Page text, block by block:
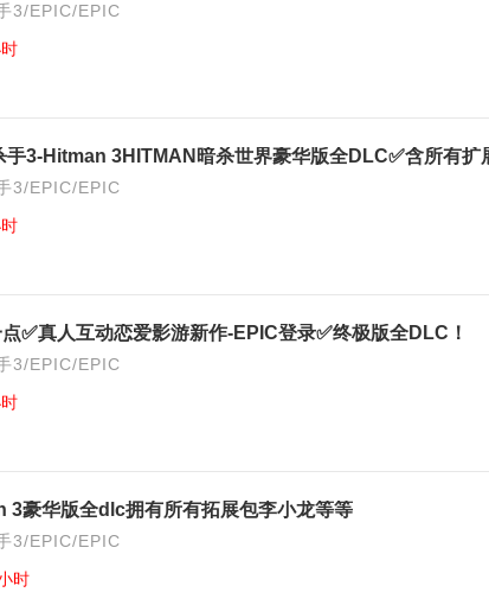
3/EPIC/EPIC
3/EPIC/EPIC
✅真人互动恋爱影游新作-EPIC登录✅终极版全DLC！
3/EPIC/EPIC
3豪华版全dlc拥有所有拓展包李小龙等等
3/EPIC/EPIC
时